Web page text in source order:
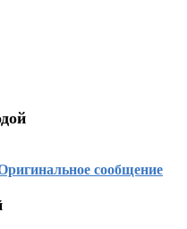
сообщение